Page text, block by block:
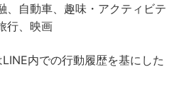
、自動車、趣味・アクティビテ
行、映画
内での行動履歴を基にした